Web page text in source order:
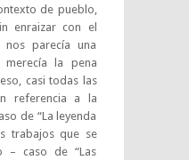
de pueblo,
enraizar con el
parecía una
la pena
casi todas las
referencia a la
de “La leyenda
trabajos que se
– caso de “Las